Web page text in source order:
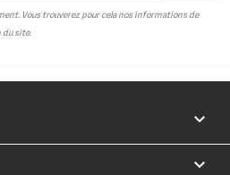
Vous trouverez pour cela nos informations de
site.

